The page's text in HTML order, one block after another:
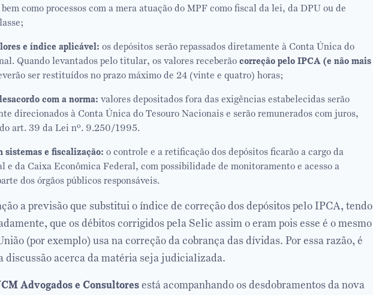
como processos com a mera atuação do MPF como fiscal da lei, da DPU ou de
e índice aplicável: os depósitos serão repassados diretamente à Conta Única do
Quando levantados pelo titular, os valores receberão correção pelo IPCA (e não mais
ser restituídos no prazo máximo de 24 (vinte e quatro) horas;
com a norma: valores depositados fora das exigências estabelecidas serão
direcionados à Conta Única do Tesouro Nacionais e serão remunerados com juros,
art. 39 da Lei nº. 9.250/1995.
sistemas e fiscalização: o controle e a retificação dos depósitos ficarão a cargo da
e da Caixa Econômica Federal, com possibilidade de monitoramento e acesso a
dos órgãos públicos responsáveis.
a previsão que substitui o índice de correção dos depósitos pelo IPCA, tendo
que os débitos corrigidos pela Selic assim o eram pois esse é o mesmo
(por exemplo) usa na correção da cobrança das dívidas. Por essa razão, é
discussão acerca da matéria seja judicializada.
Advogados e Consultoresestá acompanhando os desdobramentos da nova